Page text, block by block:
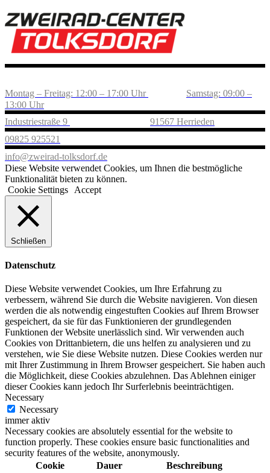
Montag – Freitag: 12:00 – 17:00 Uhr
Samstag: 09:00 –
13:00 Uhr
Industriestraße 9
91567 Herrieden
09825 925521
info@zweirad-tolksdorf.de
Diese Website verwendet Cookies, um Ihnen die bestmögliche
Funktionalität bieten zu können.
Cookie Settings
Accept
Schließen
Datenschutz
Diese Website verwendet Cookies, um Ihre Erfahrung zu
verbessern, während Sie durch die Website navigieren. Von diesen
werden die als notwendig eingestuften Cookies auf Ihrem Browser
gespeichert, da sie für das Funktionieren der grundlegenden
Funktionen der Website unerlässlich sind. Wir verwenden auch
Cookies von Drittanbietern, die uns helfen zu analysieren und zu
verstehen, wie Sie diese Website nutzen. Diese Cookies werden nur
mit Ihrer Zustimmung in Ihrem Browser gespeichert. Sie haben auch
die Möglichkeit, diese Cookies abzulehnen. Das Ablehnen einiger
dieser Cookies kann jedoch Ihr Surferlebnis beeinträchtigen.
Necessary
Necessary
immer aktiv
Necessary cookies are absolutely essential for the website to
function properly. These cookies ensure basic functionalities and
security features of the website, anonymously.
Cookie
Dauer Beschreibung